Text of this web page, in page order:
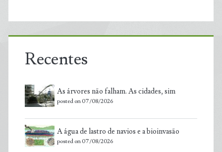
Recentes
As árvores não falham. As cidades, sim
posted on 07/08/2026
A água de lastro de navios e a bioinvasão
posted on 07/08/2026